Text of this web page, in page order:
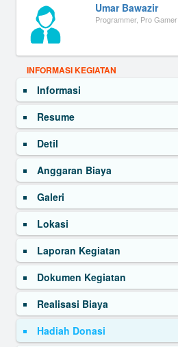
Umar Bawazir
Programmer, Pro Gamer
INFORMASI KEGIATAN
Informasi
Resume
Detil
Anggaran Biaya
Galeri
Lokasi
Laporan Kegiatan
Dokumen Kegiatan
Realisasi Biaya
Hadiah Donasi